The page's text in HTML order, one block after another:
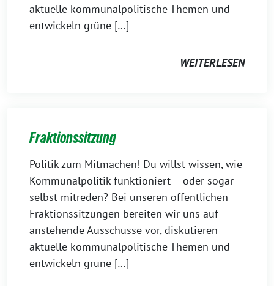
aktuelle kommunalpolitische Themen und
entwickeln grüne […]
WEITERLESEN
Fraktionssitzung
Politik zum Mitmachen! Du willst wissen, wie
Kommunalpolitik funktioniert – oder sogar
selbst mitreden? Bei unseren öffentlichen
Fraktionssitzungen bereiten wir uns auf
anstehende Ausschüsse vor, diskutieren
aktuelle kommunalpolitische Themen und
entwickeln grüne […]